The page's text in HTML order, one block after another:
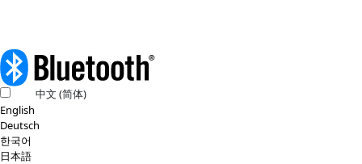
中文 (简体)
English
Deutsch
한국어
日本語